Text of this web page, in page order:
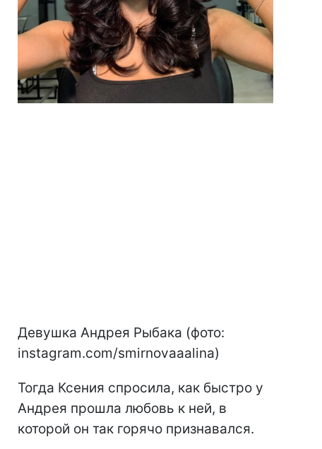
Девушка Андрея Рыбака (фото:
instagram.com/smirnovaaalina)
Тогда Ксения спросила, как быстро у
Андрея прошла любовь к ней, в
которой он так горячо признавался.